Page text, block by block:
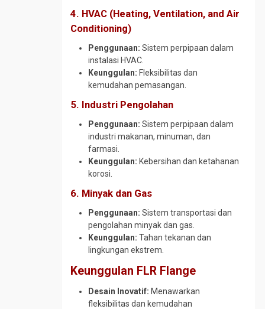
4. HVAC (Heating, Ventilation, and Air
Conditioning)
Penggunaan: Sistem perpipaan dalam
instalasi HVAC.
Keunggulan: Fleksibilitas dan
kemudahan pemasangan.
5. Industri Pengolahan
Penggunaan: Sistem perpipaan dalam
industri makanan, minuman, dan
farmasi.
Keunggulan: Kebersihan dan ketahanan
korosi.
6. Minyak dan Gas
Penggunaan: Sistem transportasi dan
pengolahan minyak dan gas.
Keunggulan: Tahan tekanan dan
lingkungan ekstrem.
Keunggulan FLR Flange
Desain Inovatif: Menawarkan
fleksibilitas dan kemudahan